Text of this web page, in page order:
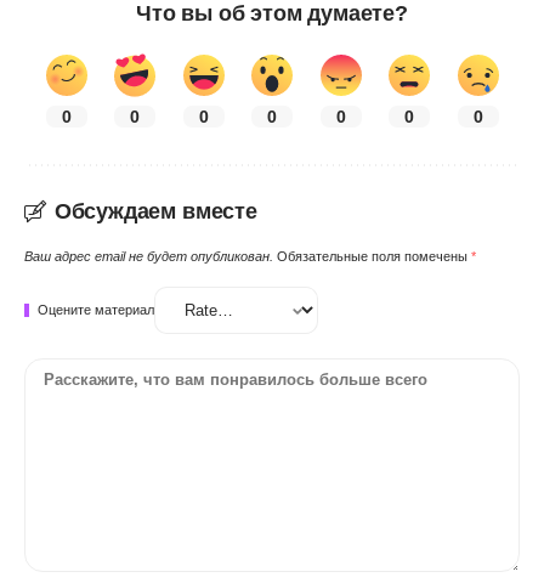
Что вы об этом думаете?
0 0 0 0 0 0 0
Обсуждаем вместе
Ваш адрес email не будет опубликован. Обязательные поля помечены *
Оцените материал